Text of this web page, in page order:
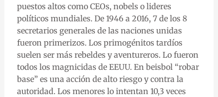
puestos altos como CEOs, nobels o lideres
políticos mundiales. De 1946 a 2016, 7 de los 8
secretarios generales de las naciones unidas
fueron primerizos. Los primogénitos tardíos
suelen ser más rebeldes y aventureros. Lo fueron
todos los magnicidas de EEUU. En beisbol “robar
base” es una acción de alto riesgo y contra la
autoridad. Los menores lo intentan 10,3 veces